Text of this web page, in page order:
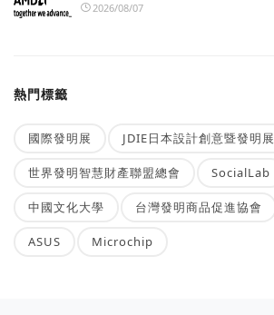
2026/08/07
熱門標籤
國際發明展 JDIE日本設計創意暨發明展
世界發明智慧財產聯盟總會 SocialLab
中國文化大學 台灣發明商品促進協會
ASUS Microchip